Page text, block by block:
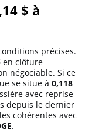
$ à
précises.
en clôture
négociable. Si ce
se situe à 0,118
avec reprise
depuis le dernier
cohérentes avec
.